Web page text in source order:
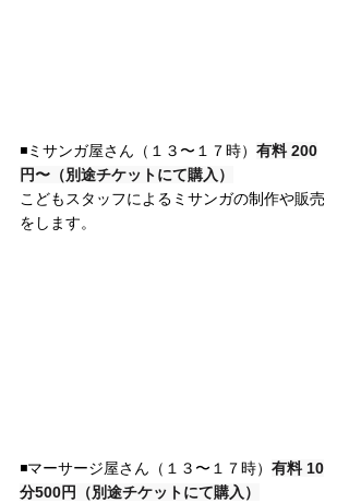
◾️ミサンガ屋さん （１３〜１７時） 有料 200
円〜（別途チケットにて購入）
こどもスタッフによるミサンガの制作や販売
をします。
◾️マーサージ屋さん （１３〜１７時） 有料 10
分500円（別途チケットにて購入）